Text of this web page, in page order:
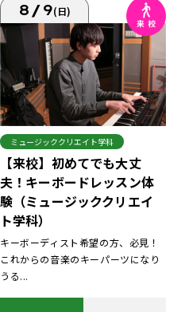
8/9(日)
ミュージッククリエイト学科
【来校】初めてでも大丈
夫！キーボードレッスン体
験（ミュージッククリエイ
ト学科）
キーボーディスト希望の方、必見！
これからの音楽のキーパーツになり
うる...